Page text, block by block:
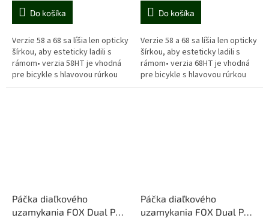
Do košíka
Verzie 58 a 68 sa líšia len opticky
šírkou, aby esteticky ladili s
rámom• verzia 58HT je vhodná
pre bicykle s hlavovou rúrkou
58mm doleKód 910-21-400
Do košíka
Verzie 58 a 68 sa líšia len opticky
šírkou, aby esteticky ladili s
rámom• verzia 68HT je vhodná
pre bicykle s hlavovou rúrkou
68mm dole
Páčka diaľkového
uzamykania FOX Dual Pull
Páčka diaľkového
uzamykania FOX Dual Pull